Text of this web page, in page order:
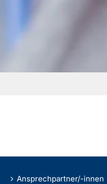
Ansprechpartner/-innen